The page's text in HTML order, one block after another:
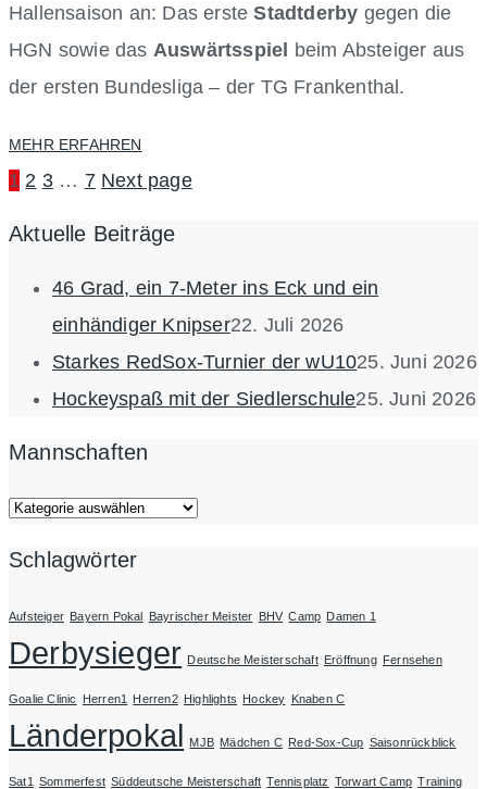
Hallensaison an: Das ersteStadtderby gegen die
HGN sowie das Auswärtsspiel beim Absteiger aus
der ersten Bundesliga – der TG Frankenthal.
MEHR ERFAHREN
1 2 3 … 7 Next page
Aktuelle Beiträge
46 Grad, ein 7-Meter ins Eck und ein
einhändiger Knipser22. Juli 2026
Starkes RedSox-Turnier der wU1025. Juni 2026
Hockeyspaß mit der Siedlerschule25. Juni 2026
Mannschaften
Mannschaften
Schlagwörter
Aufsteiger Bayern Pokal Bayrischer Meister BHV Camp Damen 1
Derbysieger Deutsche Meisterschaft Eröffnung Fernsehen
Goalie Clinic Herren1 Herren2 Highlights Hockey Knaben C
Länderpokal MJB Mädchen C Red-Sox-Cup Saisonrückblick
Sat1 Sommerfest Süddeutsche Meisterschaft Tennisplatz Torwart Camp Training